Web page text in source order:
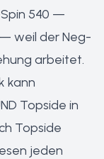
540 —
weil der Neg-
arbeitet.
kann
Topside in
Topside
jeden